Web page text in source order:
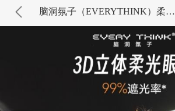
脑洞氛子（EVERYTHINK）柔光眼罩Ve2紫色